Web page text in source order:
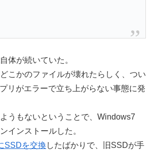
体が続いていた。
こかのファイルが壊れたらしく、つい
リがエラーで立ち上がらない事態に発
うもないということで、Windows7
インストールした。
SSDを交換 したばかりで、旧SSDが手